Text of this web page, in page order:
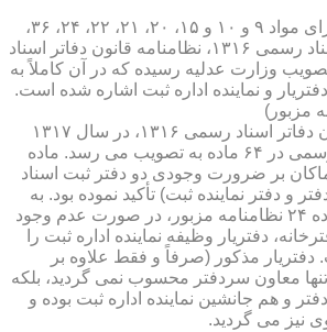
در سال ۱۳۱۶ و در اجرای مواد ۹ و ۱۰ و ۱۵، ۲۰، ۲۱، ۲۲، ۲۴، ۳۶،
۵۳، ۵۷ قانون دفاتر اسناد رسمی ۱۳۱۶، نظامنامه قانون دفاتر اسناد
ماده به تصویب وزارت عدلیه رسیده كه در آن كاملاً به
و نماینده اداره ثبت اشاره شده است.
براساس ماده ۴۷ قانون دفاتر اسناد رسمی ۱۳۱۶، در سال ۱۳۱۷
آئین نامه دفاتر اسناد رسمی در ۶۴ ماده به تصویب می رسد. ماده
كماكان بر ضرورت وجودی دو دفتر ثبت اسناد
و دفتر نماینده ثبت) تأكید نموده بود. به
همین دلیل، بر طبق ماده ۲۴ نظامنامه مزبور، در صورت عدم وجود
دفتریار وظیفه نماینده اداره ثبت را
دفتریار مذكور (صرفاً و فقط علاوه بر
معاون سردفتر محسوب نمی گردید، بلكه
و هم جانشین نماینده اداره ثبت بوده و
نیز می گردید.